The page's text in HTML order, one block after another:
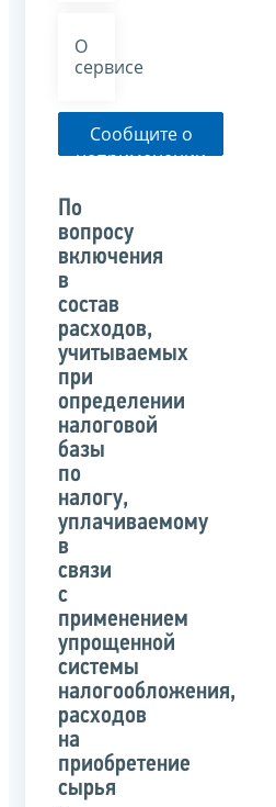
О
сервисе
Сообщите о
неприменении
указанного
письма
По
вопросу
включения
в
состав
расходов,
учитываемых
при
определении
налоговой
базы
по
налогу,
уплачиваемому
в
связи
с
применением
упрощенной
системы
налогообложения,
расходов
на
приобретение
сырья